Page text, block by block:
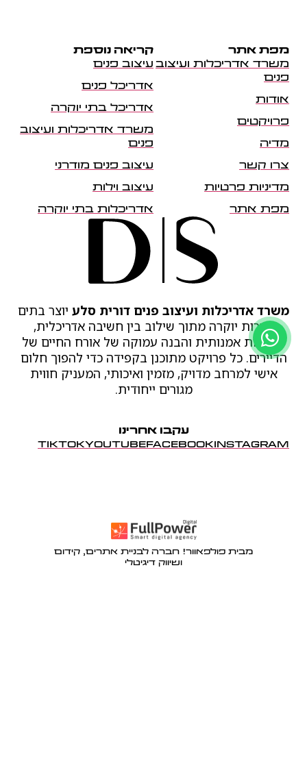
משרד אדריכלות ועיצוב פנים דורית סלעיוצר בתים
ודירות יוקרה מתוך שילוב בין חשיבה אדריכלית,
מקוריות אמנותית והבנה עמוקה של אורח החיים של
הדיירים. כל פרויקט מתוכנן בקפידה כדי להפוך חלום
אישי למרחב מדויק, מזמין ואיכותי, המעניק חווית
מגורים ייחודית.
עקבו אחרינו
INSTAGRAM
FACEBOOK
YOUTUBE
TIKTOK
מפת אתר
משרד אדריכלות ועיצוב
פנים
אודות
פרויקטים
מדיה
צרו קשר
מדיניות פרטיות
מפת אתר
קריאה נוספת
עיצוב פנים
אדריכל פנים
אדריכל בתי יוקרה
משרד אדריכלות ועיצוב
פנים
עיצוב פנים מודרני
עיצוב וילות
אדריכלות בתי יוקרה
מבית פולפאוור! חברה לבניית אתרים, קידום
ושיווק דיגיטלי